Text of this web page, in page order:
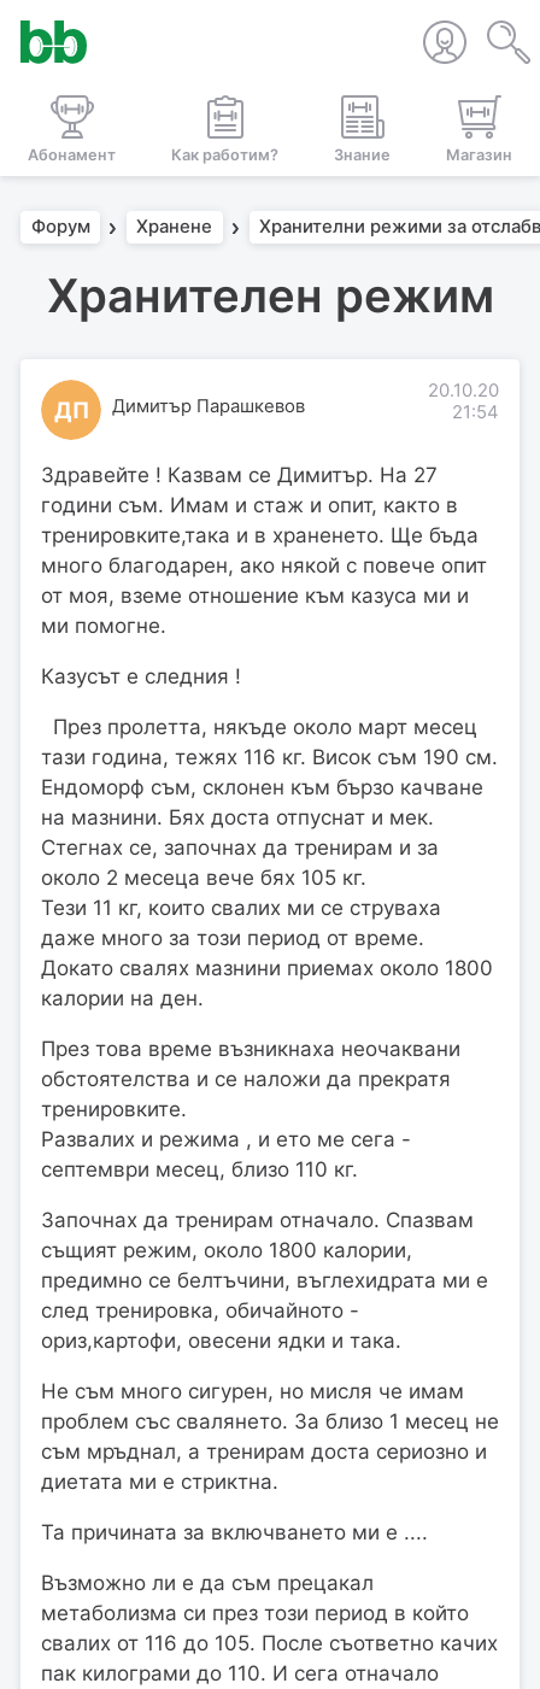
Абонамент Как работим? Знание Магазин
Форум Хранене Хранителни режими за
Хранителен режим
ДП Димитър Парашкевов
20.10.20
21:54
Здравейте ! Казвам се Димитър. На 27
години съм. Имам и стаж и опит, както в
тренировките,така и в храненето. Ще бъда
много благодарен, ако някой с повече опит
от моя, вземе отношение към казуса ми и
ми помогне.
Казусът е следния !
През пролетта, някъде около март месец
тази година, тежях 116 кг. Висок съм 190 см.
Ендоморф съм, склонен към бързо качване
на мазнини. Бях доста отпуснат и мек.
Стегнах се, започнах да тренирам и за
около 2 месеца вече бях 105 кг.
Тези 11 кг, които свалих ми се струваха
даже много за този период от време.
Докато свалях мазнини приемах около 1800
калории на ден.
През това време възникнаха неочаквани
обстоятелства и се наложи да прекратя
тренировките.
Развалих и режима , и ето ме сега -
септември месец, близо 110 кг.
Започнах да тренирам отначало. Спазвам
същият режим, около 1800 калории,
предимно се белтъчини, въглехидрата ми е
след тренировка, обичайното -
ориз,картофи, овесени ядки и така.
Не съм много сигурен, но мисля че имам
проблем със свалянето. За близо 1 месец не
съм мръднал, а тренирам доста сериозно и
диетата ми е стриктна.
Та причината за включването ми е ....
Възможно ли е да съм прецакал
метаболизма си през този период в който
свалих от 116 до 105. После съответно качих
пак килограми до 110. И сега отначало